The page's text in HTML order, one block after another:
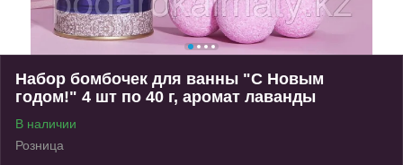
Набор бомбочек для ванны "С Новым
годом!" 4 шт по 40 г, аромат лаванды
В наличии
Розница